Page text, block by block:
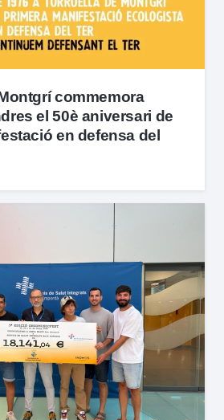
commemora
el 50è aniversari de
en defensa del